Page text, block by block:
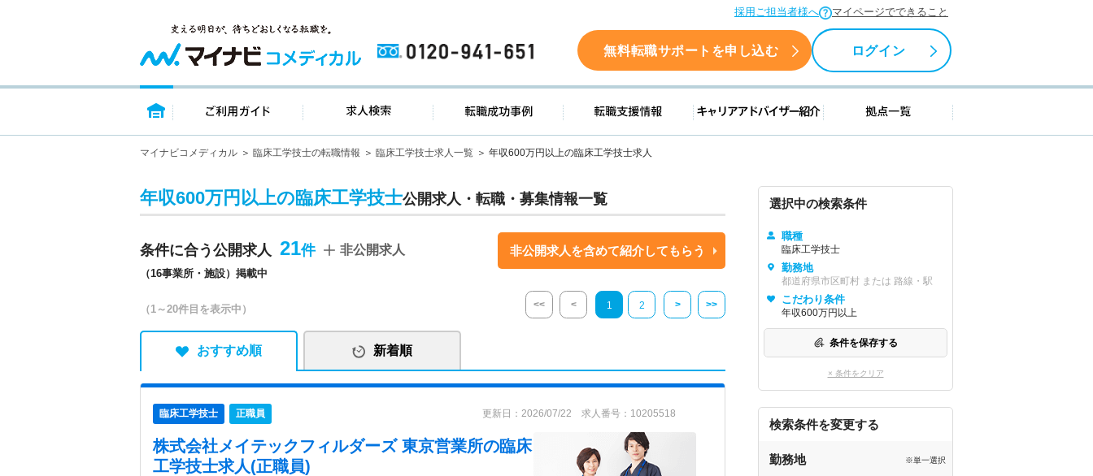
採用ご担当者様へ マイページでできること
0120-941-651 無料転職サポートを申し込む ログイン
トップページ ご利用ガイド 求人検索 転職成功事例 転職支援情報 キャリアアドバイザー紹介 拠点一覧
マイナビコメディカル 臨床工学技士の転職情報 臨床工学技士求人一覧 年収600万円以上の臨床工学技士求人
年収600万円以上の臨床工学技士公開求人・転職・募集情報一覧
条件に合う公開求人 21
（16事業所・施設）掲載中
非公開求人 非公開求人を含めて紹介してもらう
（1～20件目を表示中） << < 1 2 > >>
おすすめ順 新着順
臨床工学技士 正職員 更新日：2026/07/22 求人番号：10205518
株式会社メイテックフィルダーズ 東京営業所の臨床
工学技士求人(正職員)
選択中の検索条件
職種
臨床工学技士
勤務地
都道府県市区町村 または 路線・駅
こだわり条件
年収600万円以上
条件を保存する
× 条件をクリア
検索条件を変更する
勤務地 ※単一選択